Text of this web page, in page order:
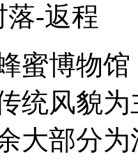
落-返程
蜜博物
统风貌
大部分